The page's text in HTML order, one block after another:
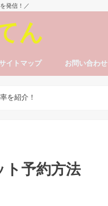
発信！／
ん
イトマップ お問い合わせ
を紹介！
ト予約方法